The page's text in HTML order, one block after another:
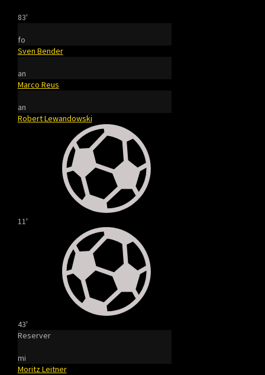
83'
fo
Sven Bender
an
Marco Reus
an
Robert Lewandowski
11'
43'
Reserver
mi
Moritz Leitner